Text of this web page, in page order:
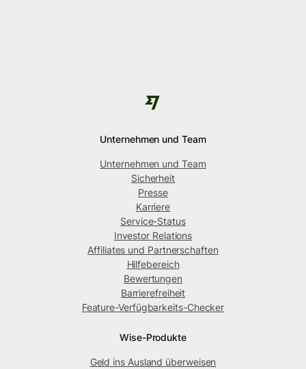
Unternehmen und Team
Unternehmen und Team
Sicherheit
Presse
Karriere
Service-Status
Investor Relations
Affiliates und Partnerschaften
Hilfebereich
Bewertungen
Barrierefreiheit
Feature-Verfügbarkeits-Checker
Wise-Produkte
Geld ins Ausland überweisen